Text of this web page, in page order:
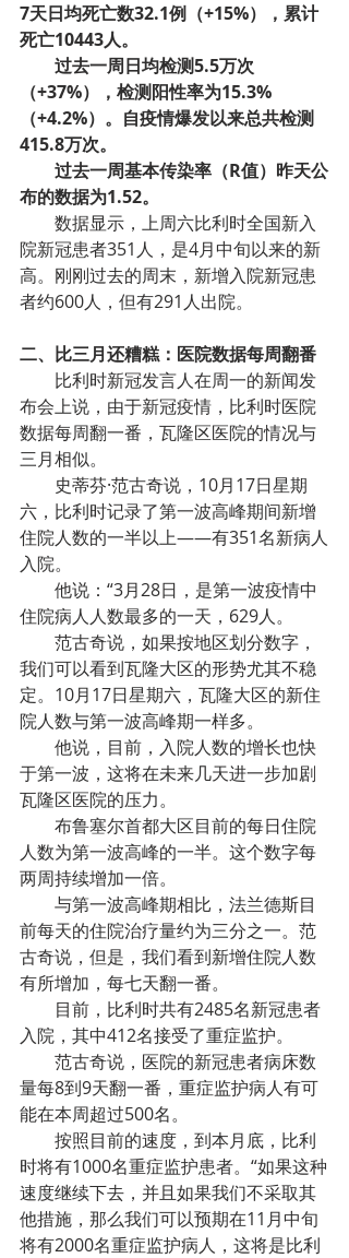
7天日均死亡数32.1例（+15%），累计
死亡10443人。
过去一周日均检测5.5万次
（+37%），检测阳性率为15.3%
（+4.2%）。自疫情爆发以来总共检测
415.8万次。
过去一周基本传染率（R值）昨天公
布的数据为1.52。
数据显示，上周六比利时全国新入
院新冠患者351人，是4月中旬以来的新
高。刚刚过去的周末，新增入院新冠患
者约600人，但有291人出院。
二、比三月还糟糕：医院数据每周翻番
比利时新冠发言人在周一的新闻发
布会上说，由于新冠疫情，比利时医院
数据每周翻一番，瓦隆区医院的情况与
三月相似。
史蒂芬·范古奇说，10月17日星期
六，比利时记录了第一波高峰期间新增
住院人数的一半以上——有351名新病人
入院。
他说：“3月28日，是第一波疫情中
住院病人人数最多的一天，629人。
范古奇说，如果按地区划分数字，
我们可以看到瓦隆大区的形势尤其不稳
定。10月17日星期六，瓦隆大区的新住
院人数与第一波高峰期一样多。
他说，目前，入院人数的增长也快
于第一波，这将在未来几天进一步加剧
瓦隆区医院的压力。
布鲁塞尔首都大区目前的每日住院
人数为第一波高峰的一半。这个数字每
两周持续增加一倍。
与第一波高峰期相比，法兰德斯目
前每天的住院治疗量约为三分之一。范
古奇说，但是，我们看到新增住院人数
有所增加，每七天翻一番。
目前，比利时共有2485名新冠患者
入院，其中412名接受了重症监护。
范古奇说，医院的新冠患者病床数
量每8到9天翻一番，重症监护病人有可
能在本周超过500名。
按照目前的速度，到本月底，比利
时将有1000名重症监护患者。“如果这种
速度继续下去，并且如果我们不采取其
他措施，那么我们可以预期在11月中旬
将有2000名重症监护病人，这将是比利